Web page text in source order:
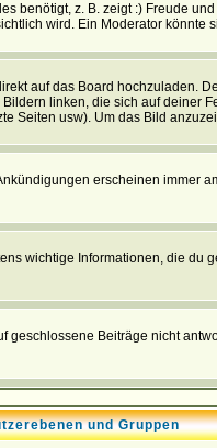
z. B. zeigt :) Freude
wird. Ein Moderator
auf das Board hochzuladen.
linken, die sich auf
usw). Um das Bild
erscheinen immer
wichtige Informationen, die
Beiträge nicht
und Gruppen